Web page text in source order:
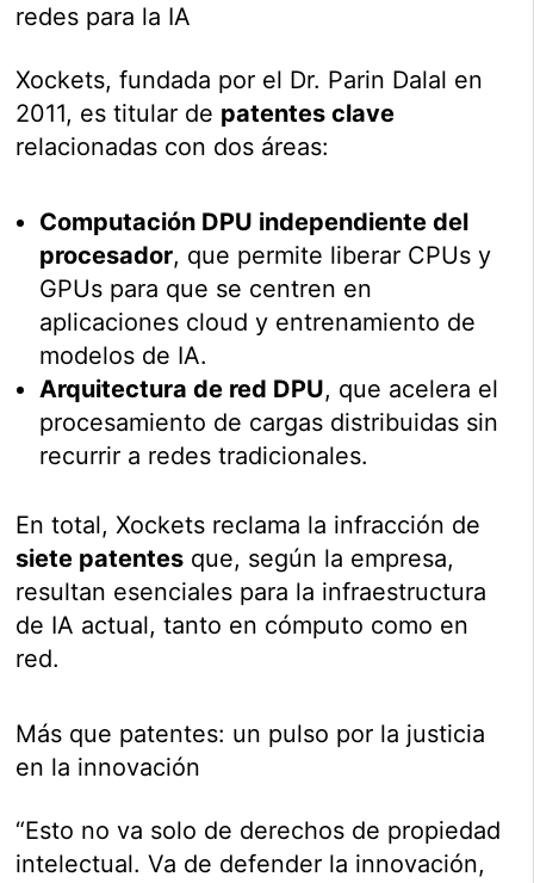
redes para la IA
Xockets, fundada por el Dr. Parin Dalal en
2011, es titular de patentes clave
relacionadas con dos áreas:
Computación DPU independiente del
procesador, que permite liberar CPUs y
GPUs para que se centren en
aplicaciones cloud y entrenamiento de
modelos de IA.
Arquitectura de red DPU, que acelera el
procesamiento de cargas distribuidas sin
recurrir a redes tradicionales.
En total, Xockets reclama la infracción de
siete patentes que, según la empresa,
resultan esenciales para la infraestructura
de IA actual, tanto en cómputo como en
red.
Más que patentes: un pulso por la justicia
en la innovación
“Esto no va solo de derechos de propiedad
intelectual. Va de defender la innovación,